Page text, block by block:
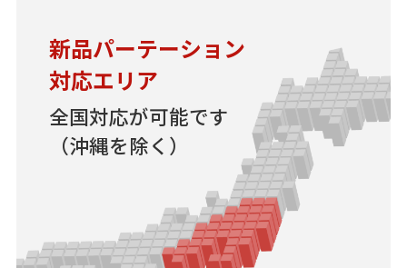
新品パーテーション
対応エリア
全国対応が可能です
（沖縄を除く）